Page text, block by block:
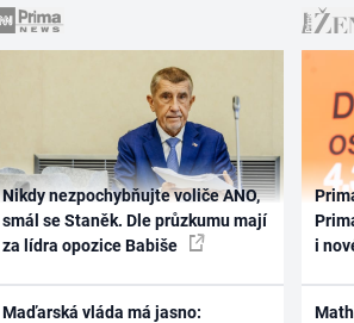
Nikdy nezpochybňujte voliče ANO,
smál se Staněk. Dle průzkumu mají
za lídra opozice Babiše
Maďarská vláda má jasno:
i